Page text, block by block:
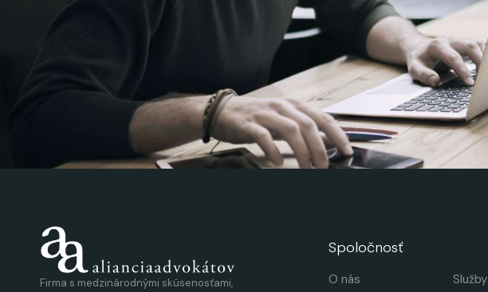
Firma s medzinárodnými skúsenosťami,
Spoločnosť
O nás Služby